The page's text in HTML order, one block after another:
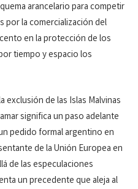
arancelario para competir
por la comercialización del
en la protección de los
tiempo y espacio los
exclusión de las Islas Malvinas
significa un paso adelante
pedido formal argentino en
de la Unión Europea en
de las especulaciones
un precedente que aleja al